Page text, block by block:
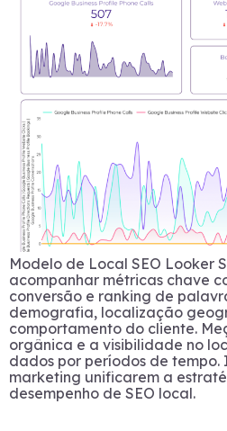
Modelo de Local SEO Looker
acompanhar métricas chave
conversão e ranking de
demografia, localização
comportamento do cliente.
orgânica e a visibilidade no
dados por períodos de
marketing unificarem a
desempenho de SEO local.